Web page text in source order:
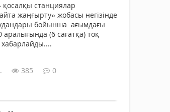
станциялар
жаңғырту» жобасы негізінде
бойынша ағымдағы
(6 сағатқа) тоқ
385
0